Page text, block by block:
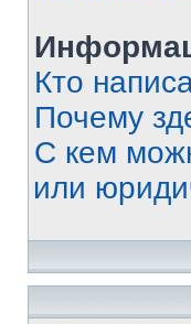
Кто
Почему
С кем
или